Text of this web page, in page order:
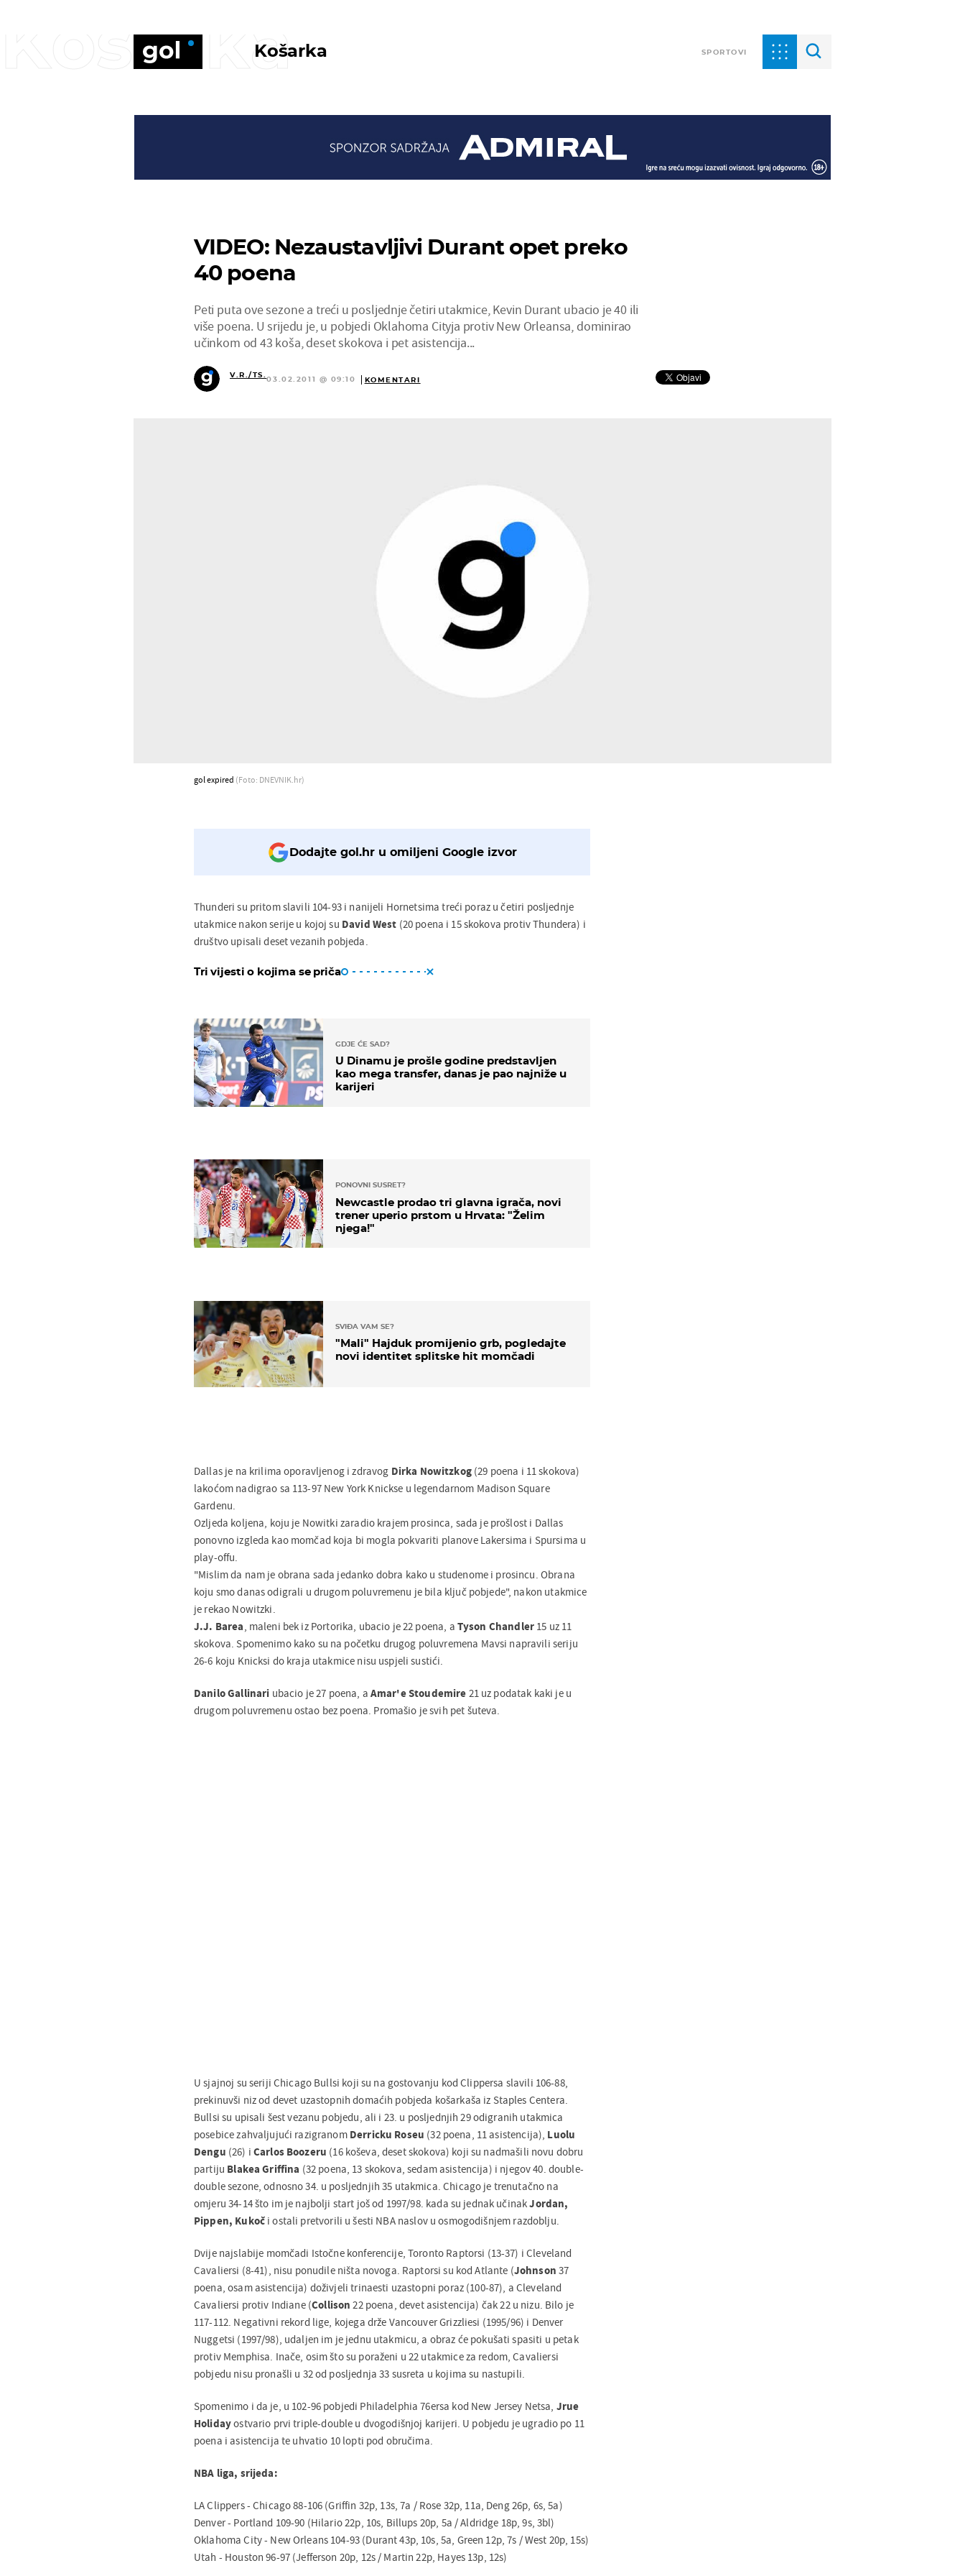
Košarka SPORTOVI
Košarka
VIDEO: Nezaustavljivi Durant opet preko
40 poena
Peti puta ove sezone a treći u posljednje četiri utakmice, Kevin Durant ubacio je 40 ili
više poena. U srijedu je, u pobjedi Oklahoma Cityja protiv New Orleansa, dominirao
učinkom od 43 koša, deset skokova i pet asistencija...
V.R./TS.
03.02.2011 @ 09:10 KOMENTARI
gol expired (Foto: DNEVNIK.hr)
Dodajte gol.hr u omiljeni Google izvor
Thunderi su pritom slavili 104-93 i nanijeli Hornetsima treći poraz u četiri posljednje
utakmice nakon serije u kojoj su David West (20 poena i 15 skokova protiv Thundera) i
društvo upisali deset vezanih pobjeda.
Tri vijesti o kojima se priča
GDJE ĆE SAD?
U Dinamu je prošle godine predstavljen
kao mega transfer, danas je pao najniže u
karijeri
PONOVNI SUSRET?
Newcastle prodao tri glavna igrača, novi
trener uperio prstom u Hrvata: "Želim
njega!"
SVIĐA VAM SE?
"Mali" Hajduk promijenio grb, pogledajte
novi identitet splitske hit momčadi
Dallas je na krilima oporavljenog i zdravog Dirka Nowitzkog(29 poena i 11 skokova)
lakoćom nadigrao sa 113-97 New York Knickse u legendarnom Madison Square
Gardenu.
Ozljeda koljena, koju je Nowitki zaradio krajem prosinca, sada je prošlost i Dallas
ponovno izgleda kao momčad koja bi mogla pokvariti planove Lakersima i Spursima u
play-offu.
"Mislim da nam je obrana sada jedanko dobra kako u studenome i prosincu. Obrana
koju smo danas odigrali u drugom poluvremenu je bila ključ pobjede", nakon utakmice
je rekao Nowitzki.
J.J. Barea, maleni bek iz Portorika, ubacio je 22 poena, a Tyson Chandler15 uz 11
skokova. Spomenimo kako su na početku drugog poluvremena Mavsi napravili seriju
26-6 koju Knicksi do kraja utakmice nisu uspjeli sustići.
Danilo Gallinari ubacio je 27 poena, a Amar'e Stoudemire 21 uz podatak kaki je u
drugom poluvremenu ostao bez poena. Promašio je svih pet šuteva.
U sjajnoj su seriji Chicago Bullsi koji su na gostovanju kod Clippersa slavili 106-88,
prekinuvši niz od devet uzastopnih domaćih pobjeda košarkaša iz Staples Centera.
Bullsi su upisali šest vezanu pobjedu, ali i 23. u posljednjih 29 odigranih utakmica
posebice zahvaljujući razigranom Derricku Roseu (32 poena, 11 asistencija), Luolu
Dengu (26) i Carlos Boozeru (16 koševa, deset skokova) koji su nadmašili novu dobru
partiju Blakea Griffina (32 poena, 13 skokova, sedam asistencija) i njegov 40. double-
double sezone, odnosno 34. u posljednjih 35 utakmica. Chicago je trenutačno na
omjeru 34-14 što im je najbolji start još od 1997/98. kada su jednak učinakJordan,
Pippen, Kukoči ostali pretvorili u šesti NBA naslov u osmogodišnjem razdoblju.
Dvije najslabije momčadi Istočne konferencije, Toronto Raptorsi (13-37) i Cleveland
Cavaliersi (8-41), nisu ponudile ništa novoga. Raptorsi su kod Atlante (Johnson 37
poena, osam asistencija) doživjeli trinaesti uzastopni poraz (100-87), a Cleveland
Cavaliersi protiv Indiane (Collison 22 poena, devet asistencija) čak 22 u nizu. Bilo je
117-112. Negativni rekord lige, kojega drže Vancouver Grizzliesi (1995/96) i Denver
Nuggetsi (1997/98), udaljen im je jednu utakmicu, a obraz će pokušati spasiti u petak
protiv Memphisa. Inače, osim što su poraženi u 22 utakmice za redom, Cavaliersi
pobjedu nisu pronašli u 32 od posljednja 33 susreta u kojima su nastupili.
Spomenimo i da je, u 102-96 pobjedi Philadelphia 76ersa kod New Jersey Netsa, Jrue
Holidayostvario prvi triple-double u dvogodišnjoj karijeri. U pobjedu je ugradio po 11
poena i asistencija te uhvatio 10 lopti pod obručima.
NBA liga, srijeda:
LA Clippers - Chicago 88-106 (Griffin 32p, 13s, 7a / Rose 32p, 11a, Deng 26p, 6s, 5a)
Denver - Portland 109-90 (Hilario 22p, 10s, Billups 20p, 5a / Aldridge 18p, 9s, 3bl)
Oklahoma City - New Orleans 104-93 (Durant 43p, 10s, 5a, Green 12p, 7s / West 20p, 15s)
Utah - Houston 96-97 (Jefferson 20p, 12s / Martin 22p, Hayes 13p, 12s)